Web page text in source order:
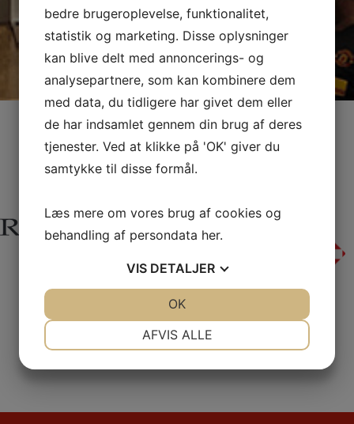
Sponsorer
bedre brugeroplevelse, funktionalitet,
statistik og marketing. Disse oplysninger
kan blive delt med annoncerings- og
analysepartnere, som kan kombinere dem
med data, du tidligere har givet dem eller
de har indsamlet gennem din brug af deres
tjenester. Ved at klikke på 'OK' giver du
samtykke til disse formål.
Læs mere om vores brug af cookies og
behandling af persondata her.
VIS DETALJER
AFVIS ALLE
OK